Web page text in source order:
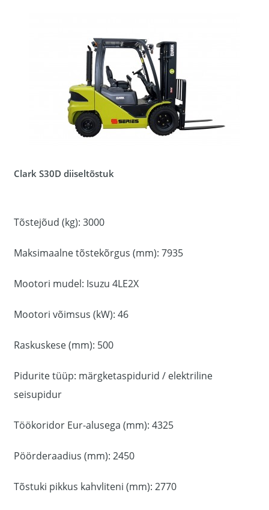
Clark S30D diiseltõstuk
Tõstejõud (kg): 3000
Maksimaalne tõstekõrgus (mm): 7935
Mootori mudel: Isuzu 4LE2X
Mootori võimsus (kW): 46
Raskuskese (mm): 500
Pidurite tüüp: märgketaspidurid / elektriline
seisupidur
Töökoridor Eur-alusega (mm): 4325
Pöörderaadius (mm): 2450
Tõstuki pikkus kahvliteni (mm): 2770